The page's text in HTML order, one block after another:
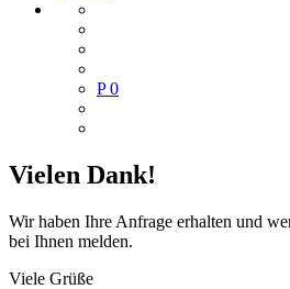
P 0
Vielen Dank!
Wir haben Ihre Anfrage erhalten und
bei Ihnen melden.
Viele Grüße